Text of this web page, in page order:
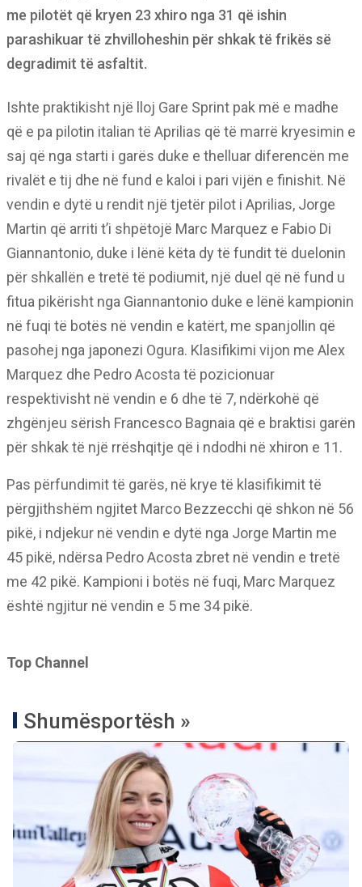
me pilotët që kryen 23 xhiro nga 31 që ishin
parashikuar të zhvilloheshin për shkak të frikës së
degradimit të asfaltit.
Ishte praktikisht një lloj Gare Sprint pak më e madhe
që e pa pilotin italian të Aprilias që të marrë kryesimin e
saj që nga starti i garës duke e thelluar diferencën me
rivalët e tij dhe në fund e kaloi i pari vijën e finishit. Në
vendin e dytë u rendit një tjetër pilot i Aprilias, Jorge
Martin që arriti t’i shpëtojë Marc Marquez e Fabio Di
Giannantonio, duke i lënë këta dy të fundit të duelonin
për shkallën e tretë të podiumit, një duel që në fund u
fitua pikërisht nga Giannantonio duke e lënë kampionin
në fuqi të botës në vendin e katërt, me spanjollin që
pasohej nga japonezi Ogura. Klasifikimi vijon me Alex
Marquez dhe Pedro Acosta të pozicionuar
respektivisht në vendin e 6 dhe të 7, ndërkohë që
zhgënjeu sërish Francesco Bagnaia që e braktisi garën
për shkak të një rrëshqitje që i ndodhi në xhiron e 11.
Pas përfundimit të garës, në krye të klasifikimit të
përgjithshëm ngjitet Marco Bezzecchi që shkon në 56
pikë, i ndjekur në vendin e dytë nga Jorge Martin me
45 pikë, ndërsa Pedro Acosta zbret në vendin e tretë
me 42 pikë. Kampioni i botës në fuqi, Marc Marquez
është ngjitur në vendin e 5 me 34 pikë.
Top Channel
Shumësportësh »